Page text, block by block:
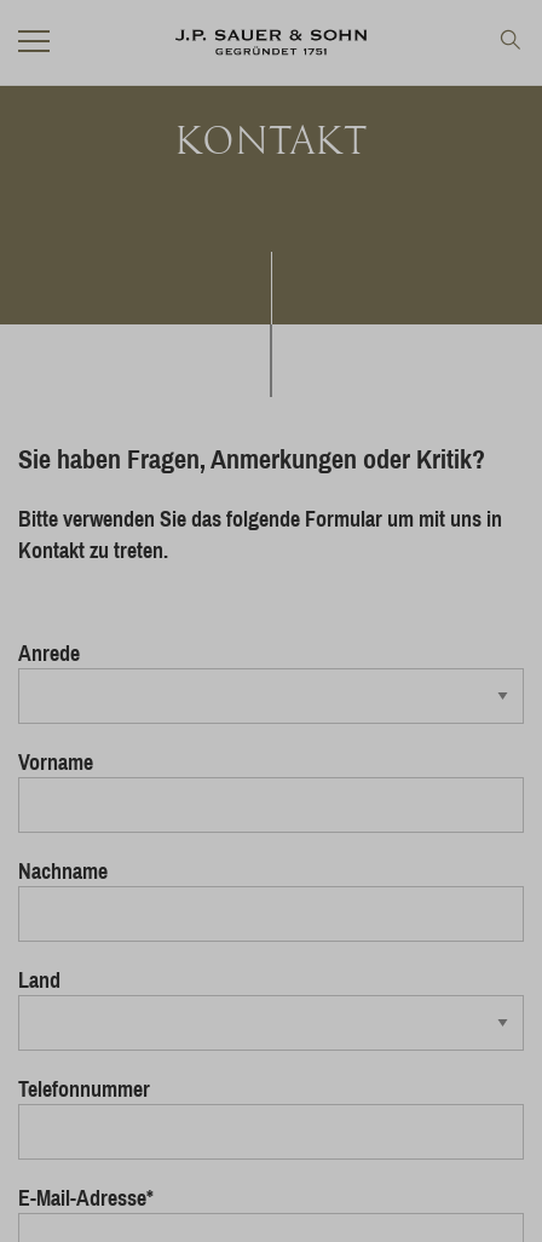
KONTAKT
Sie haben Fragen, Anmerkungen oder Kritik?
Bitte verwenden Sie das folgende Formular um mit uns in
Kontakt zu treten.
Anrede
Vorname
Nachname
Land
Telefonnummer
E-Mail-Adresse*